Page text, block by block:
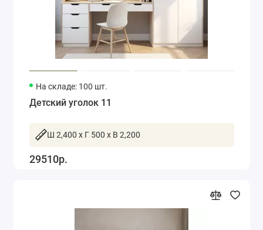
На складе: 100 шт.
Детский уголок 11
Ш 2,400 x Г 500 x В 2,200
29510р.